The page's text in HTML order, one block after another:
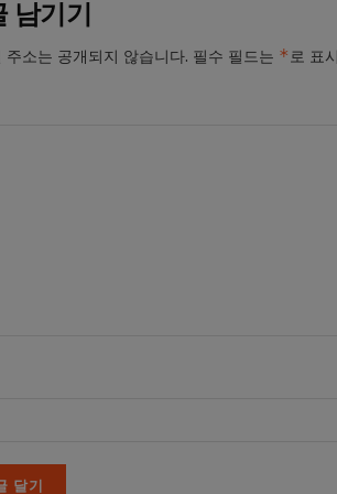
남기기
주소는 공개되지 않습니다. 필수 필드는 *로 표